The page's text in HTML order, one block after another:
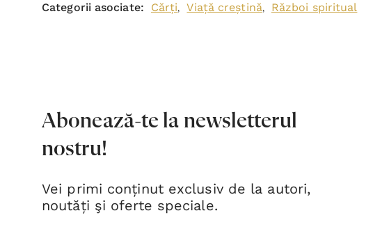
Categorii asociate: Cărți, Viață creștină, Război spiritual
Abonează-te la newsletterul
nostru!
Vei primi conținut exclusiv de la autori,
noutăți şi oferte speciale.